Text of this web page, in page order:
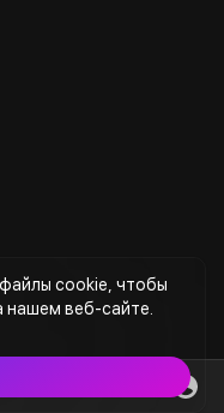
cookie, чтобы
нашем веб-сайте.